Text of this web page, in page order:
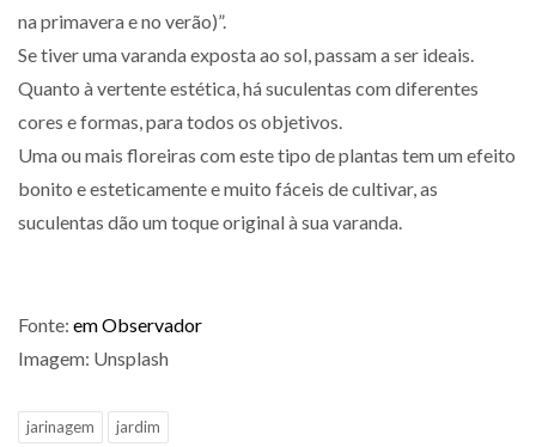
na primavera e no verão)”.
Se tiver uma varanda exposta ao sol, passam a ser ideais.
Quanto à vertente estética, há suculentas com diferentes
cores e formas, para todos os objetivos.
Uma ou mais floreiras com este tipo de plantas tem um efeito
bonito e esteticamente e muito fáceis de cultivar, as
suculentas dão um toque original à sua varanda.
Fonte: em Observador
Imagem: Unsplash
jarinagem jardim